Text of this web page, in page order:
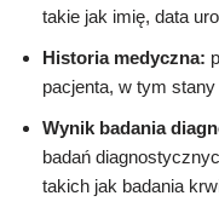
takie jak imię, data
Historia medyczna:
pacjenta, w tym
Wynik badania
badań
takich jak badania